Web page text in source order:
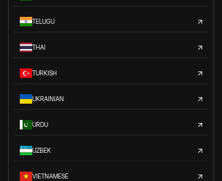
TELUGU
THAI
TURKISH
UKRAINIAN
URDU
UZBEK
VIETNAMESE